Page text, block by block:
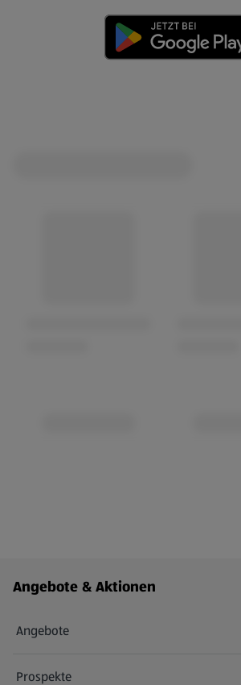
Fußzeilenmenü - weitere Links
Angebote & Aktionen
Angebote
Prospekte